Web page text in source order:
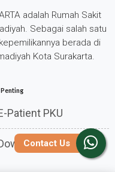
Contact Us
adalah Rumah Sakit
Sebagai salah satu
berada di
Kota Surakarta.
Patient PKU
E-Patient